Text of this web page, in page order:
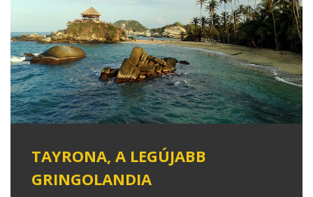
TAYRONA, A LEGÚJABB
GRINGOLANDIA